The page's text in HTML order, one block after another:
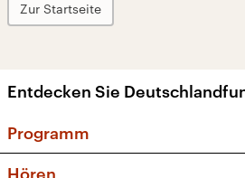
Zur Startseite
Entdecken Sie
Programm
Hören